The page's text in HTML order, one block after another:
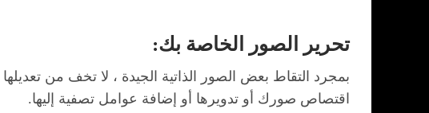
تحرير الصور الخاصة بك:
بمجرد التقاط بعض الصور الذاتية الجيدة ، لا تخف من
اقتصاص صورك أو تدويرها أو إضافة عوامل تصفية إليها.